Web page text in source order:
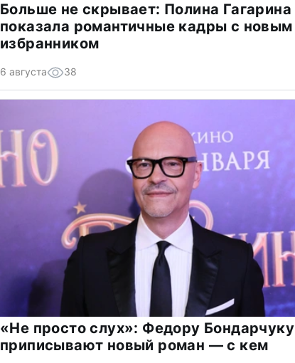
Больше не скрывает: Полина Гагарина
показала романтичные кадры с новым
избранником
6 августа 38
«Не просто слух»: Федору Бондарчуку
приписывают новый роман — с кем